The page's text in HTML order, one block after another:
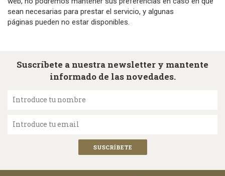
sean necesarias para prestar el servicio, y algunas
páginas pueden no estar disponibles.
Suscríbete a nuestra newsletter y mantente
informado de las novedades.
Introduce tu nombre
Introduce tu email